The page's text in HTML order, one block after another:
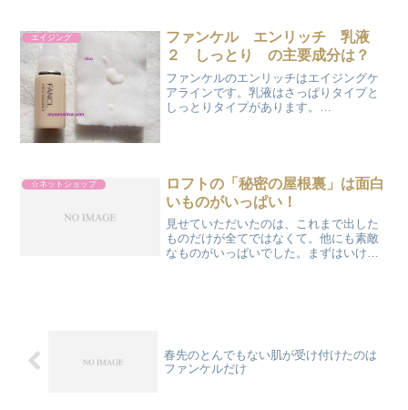
エイジング
ファンケル エンリッチ 乳液
２ しっとり の主要成分は？
ファンケルのエンリッチはエイジングケ
アラインです。乳液はさっぱりタイプと
しっとりタイプがあります。
☆ネットショップ
ロフトの「秘密の屋根裏」は面白
いものがいっぱい！
見せていただいたのは、これまで出した
ものだけが全てではなくて。他にも素敵
なものがいっぱいでした。まずはいけめ
春先のとんでもない肌が受け付けたのは
ファンケルだけ